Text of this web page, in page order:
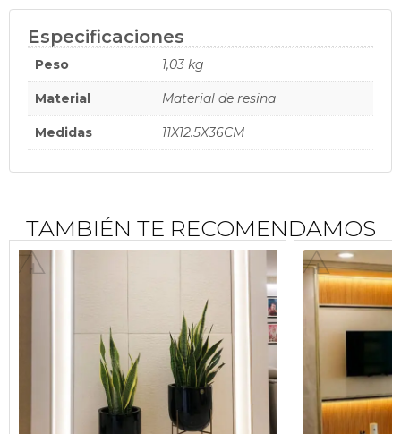
$
Especificaciones
Peso 1,03 kg
Material Material de resina
Medidas 11X12.5X36CM
TAMBIÉN TE RECOMENDAMOS